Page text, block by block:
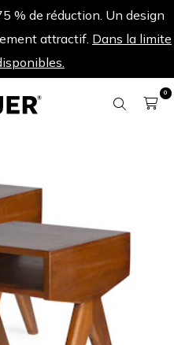
% de réduction. Un design
attractif. Dans la limite
0
- Brun Foncé